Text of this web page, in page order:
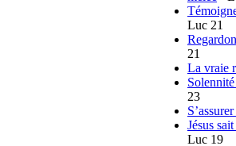
Luc 21
21
La vraie
23
Jésus
Luc 19